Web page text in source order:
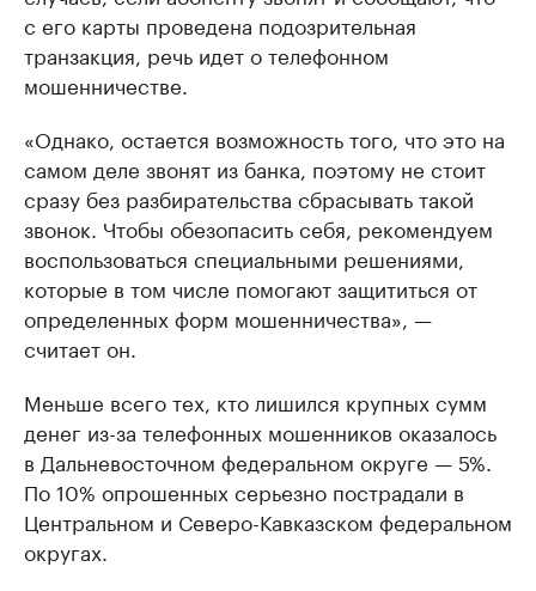
с его карты проведена подозрительная
транзакция, речь идет о телефонном
мошенничестве.
«Однако, остается возможность того, что это на
самом деле звонят из банка, поэтому не стоит
сразу без разбирательства сбрасывать такой
звонок. Чтобы обезопасить себя, рекомендуем
воспользоваться специальными решениями,
которые в том числе помогают защититься от
определенных форм мошенничества», —
считает он.
Меньше всего тех, кто лишился крупных сумм
денег из-за телефонных мошенников оказалось
в Дальневосточном федеральном округе — 5%.
По 10% опрошенных серьезно пострадали в
Центральном и Северо-Кавказском федеральном
округах.